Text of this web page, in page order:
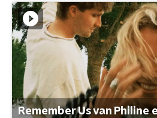
Remember Us van Philine